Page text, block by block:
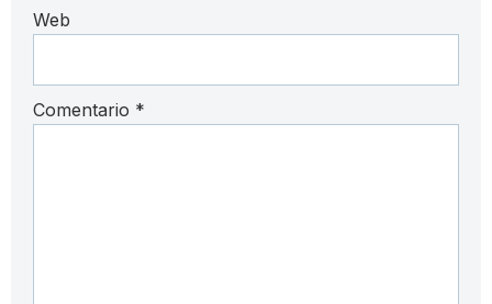
Web
Comentario *